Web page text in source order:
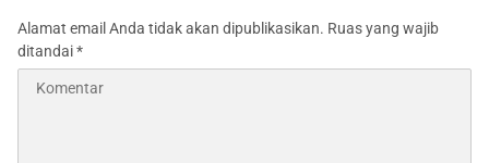
Alamat email Anda tidak akan dipublikasikan. Ruas yang wajib
ditandai*